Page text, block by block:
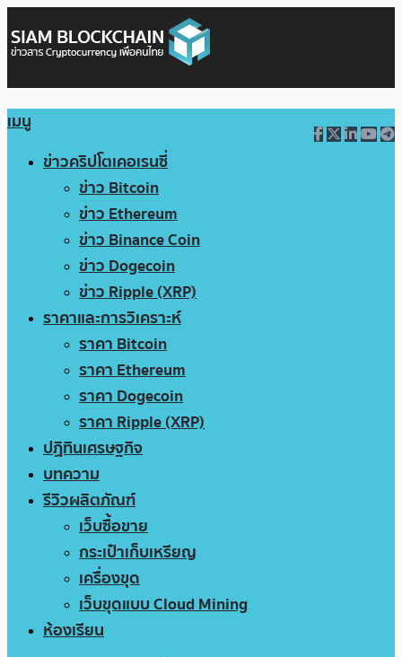
เมนู
ข่าวคริปโตเคอเรนซี่
ข่าว Bitcoin
ข่าว Ethereum
ข่าว Binance Coin
ข่าว Dogecoin
ข่าว Ripple (XRP)
ราคาและการวิเคราะห์
ราคา Bitcoin
ราคา Ethereum
ราคา Dogecoin
ราคา Ripple (XRP)
ปฏิทินเศรษฐกิจ
บทความ
รีวิวผลิตภัณฑ์
เว็บซื้อขาย
กระเป๋าเก็บเหรียญ
เครื่องขุด
เว็บขุดแบบ Cloud Mining
ห้องเรียน